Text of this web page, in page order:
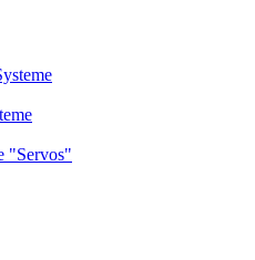
"Servos"